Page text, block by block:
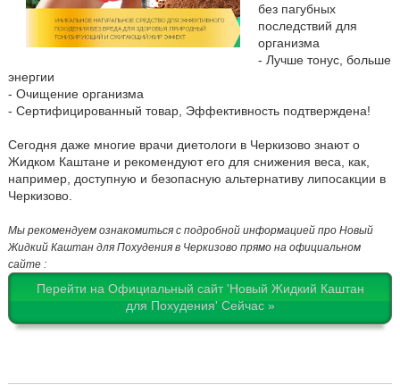
без пагубных
последствий для
организма
- Лучше тонус, больше
энергии
- Очищение организма
- Сертифицированный товар, Эффективность подтверждена!
Сегодня даже многие врачи диетологи в Черкизово знают о
Жидком Каштане и рекомендуют его для снижения веса, как,
например, доступную и безопасную альтернативу липосакции в
Черкизово.
Мы рекомендуем ознакомиться с подробной информацией про Новый
Жидкий Каштан для Похудения в Черкизово прямо на официальном
сайте :
Перейти на Официальный сайт 'Новый Жидкий Каштан
для Похудения' Сейчас »